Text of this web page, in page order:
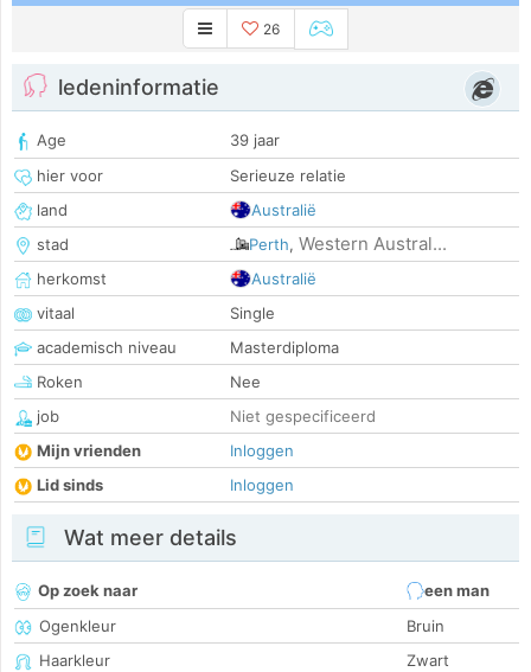
26
ledeninformatie
Age
39 jaar
hier voor
Serieuze relatie
land
Australië
stad
Perth, Western Austral...
herkomst
Australië
vitaal
Single
academisch niveau
Masterdiploma
Roken
Nee
job
Niet gespecificeerd
Mijn vrienden
Inloggen
Lid sinds
Inloggen
Wat meer details
Op zoek naar
een man
Ogenkleur
Bruin
Haarkleur
Zwart